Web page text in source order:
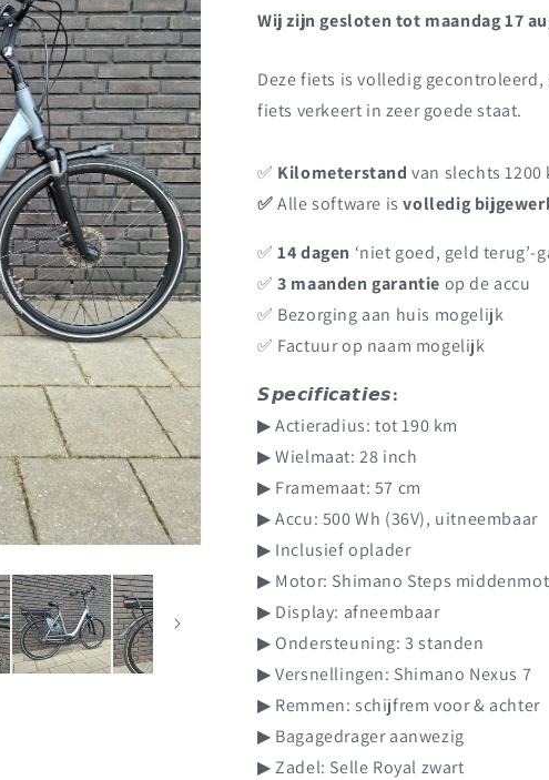
Wij zijn gesloten tot maandag 17
Deze fiets is volledig
fiets verkeert in zeer goede staat.
✅️ Kilometerstandvan slechts 1200
✅️ Alle software is volledig
✅️ 14 dagen ‘niet goed, geld terug’-
✅️ 3 maanden garantie op de accu
✅️ Bezorging aan huis mogelijk
✅️ Factuur op naam mogelijk
𝙎𝙥𝙚𝙘𝙞𝙛𝙞𝙘𝙖𝙩𝙞𝙚𝙨:
▶ Actieradius: tot 190 km
▶ Wielmaat: 28 inch
▶ Framemaat: 57 cm
▶ Accu: 500 Wh (36V), uitneembaar
▶ Inclusief oplader
▶ Motor: Shimano Steps
▶ Display: afneembaar
▶ Ondersteuning: 3 standen
▶ Versnellingen: Shimano Nexus 7
▶ Remmen: schijfrem voor & achter
▶ Bagagedrager aanwezig
▶ Zadel: Selle Royal zwart